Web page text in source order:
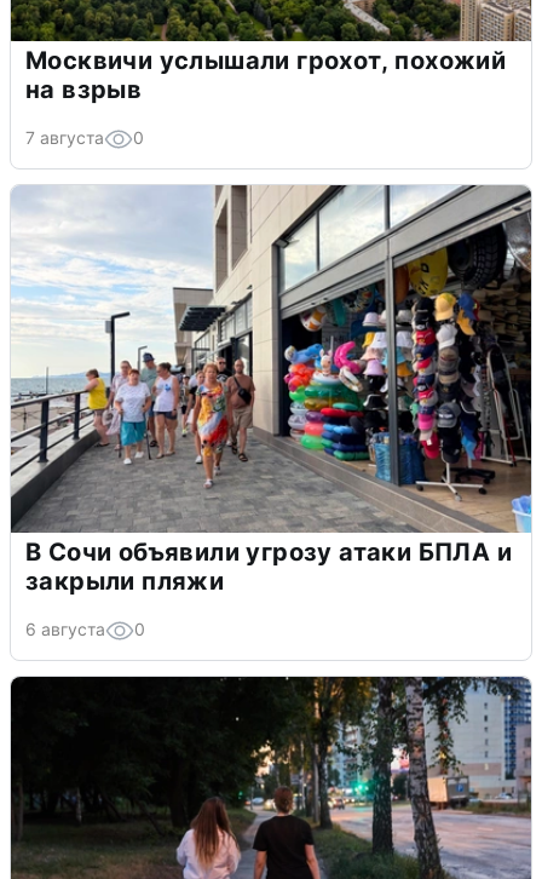
Москвичи услышали грохот, похожий
на взрыв
7 августа 0
В Сочи объявили угрозу атаки БПЛА и
закрыли пляжи
6 августа 0